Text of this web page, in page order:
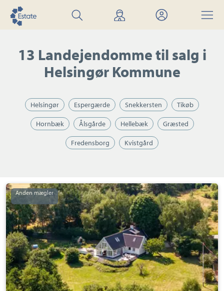
Søg
bolig
Find
mægler
Mit
Estate
Menu
13 Landejendomme til salg i
Helsingør Kommune
Helsingør Espergærde Snekkersten Tikøb
Hornbæk Ålsgårde Hellebæk Græsted
Fredensborg Kvistgård
Landejendom:
Holmenevej
25,
Holmene,
3140
Ålsgårde